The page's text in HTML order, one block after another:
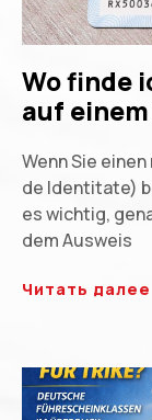
Wo finde
auf
Wenn Sie
de Identitate)
es wichtig,
dem Ausweis
Читать далее